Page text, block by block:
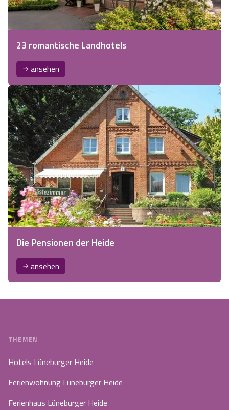
23 romantische Landhotels
ansehen
Die Pensionen der Heide
ansehen
THEMEN
Hotels Lüneburger Heide
Ferienwohnung Lüneburger Heide
Ferienhaus Lüneburger Heide